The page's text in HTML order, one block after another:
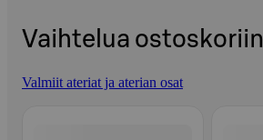
Vaihtelua ostoskoriin
Valmiit ateriat ja aterian osat